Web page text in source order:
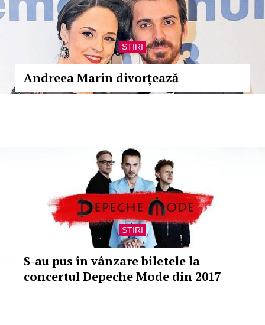
STIRI
Andreea Marin divorțează
STIRI
S-au pus în vânzare biletele la
concertul Depeche Mode din 2017